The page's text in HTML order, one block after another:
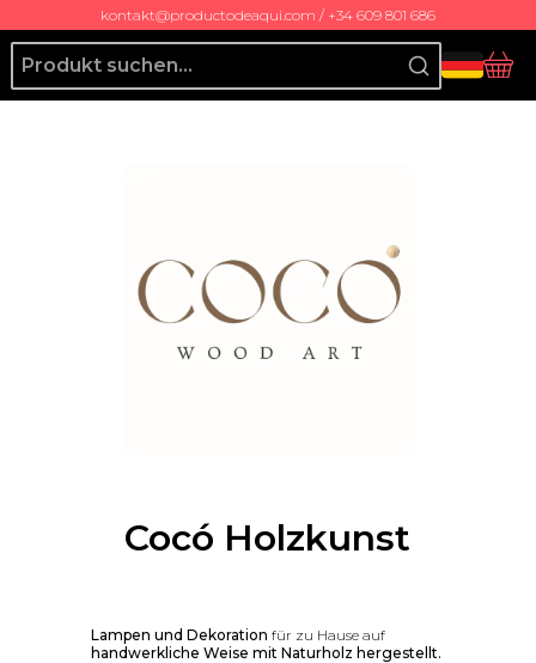
kontakt@productodeaqui.com / +34 609 801 686
Producto de Aquí
Cocó Holzkunst
Lampen und Dekoration für zu Hause auf
handwerkliche Weise mit Naturholz hergestellt.